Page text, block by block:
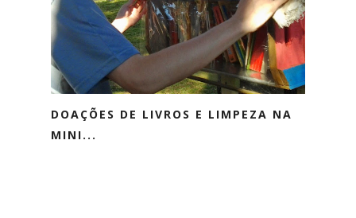
DOAÇÕES DE LIVROS E LIMPEZA NA
MINI...